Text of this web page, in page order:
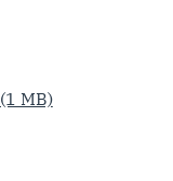
(1 MB)